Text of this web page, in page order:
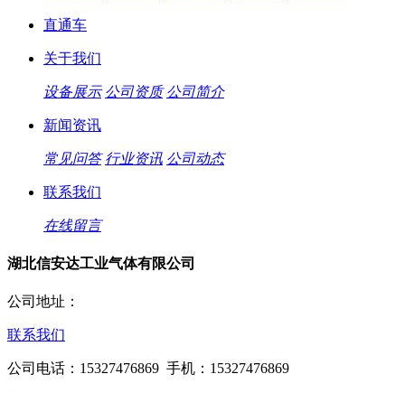
直通车
关于我们
设备展示 公司资质 公司简介
新闻资讯
常见问答 行业资讯 公司动态
联系我们
在线留言
湖北信安达工业气体有限公司
公司地址：
联系我们
公司电话：15327476869 手机：15327476869